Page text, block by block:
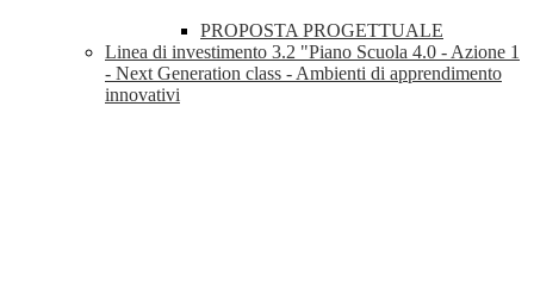
PROPOSTA PROGETTUALE
Linea di investimento 3.2 "Piano Scuola 4.0 - Azione 1
- Next Generation class - Ambienti di apprendimento
innovativi